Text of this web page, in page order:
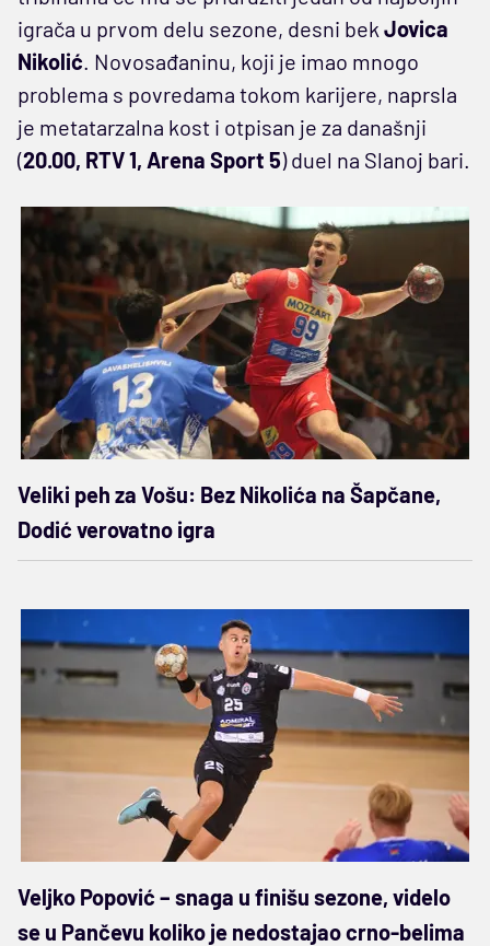
igrača u prvom delu sezone, desni bek Jovica
Nikolić. Novosađaninu, koji je imao mnogo
problema s povredama tokom karijere, naprsla
je metatarzalna kost i otpisan je za današnji
(20.00, RTV 1, Arena Sport 5) duel na Slanoj bari.
Veliki peh za Vošu: Bez Nikolića na Šapčane,
Dodić verovatno igra
Veljko Popović – snaga u finišu sezone, videlo
se u Pančevu koliko je nedostajao crno-belima